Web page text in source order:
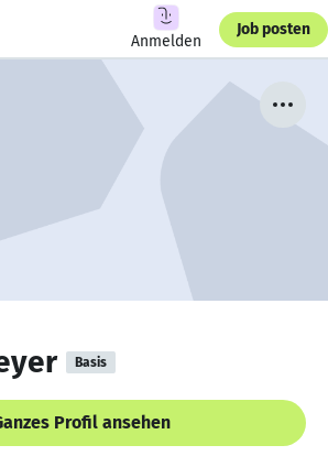
Anmelden
Job posten
Basis
Profil ansehen